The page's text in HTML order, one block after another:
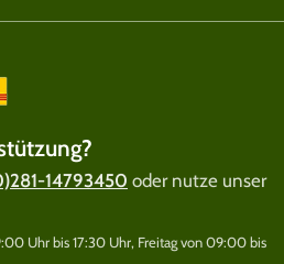
14793450 oder nutze unser
Uhr bis 17:30 Uhr, Freitag von 09:00 bis